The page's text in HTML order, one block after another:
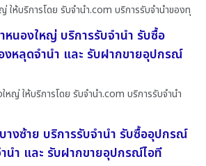
ให้บริการโดย รับจํานํา.com บริการรับจำนำของทุ
นองใหญ่ บริการรับจำนำ รับซื้อ
หลุดจำนำ และ รับฝากขายอุปกรณ์
หญ่ ให้บริการโดย รับจํานํา.com บริการรับจำนำ
างซ้าย บริการรับจำนำ รับซื้ออุปกรณ์
นำ และ รับฝากขายอุปกรณ์ไอที